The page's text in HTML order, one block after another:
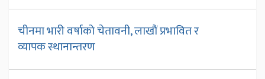
चीनमा भारी वर्षाको चेतावनी, लाखौं प्रभावित र
व्यापक स्थानान्तरण